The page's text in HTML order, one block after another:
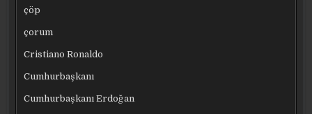
çöp
çorum
Cristiano Ronaldo
Cumhurbaşkanı
Cumhurbaşkanı Erdoğan